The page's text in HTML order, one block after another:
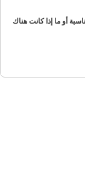
أو ما إذا كانت هناك